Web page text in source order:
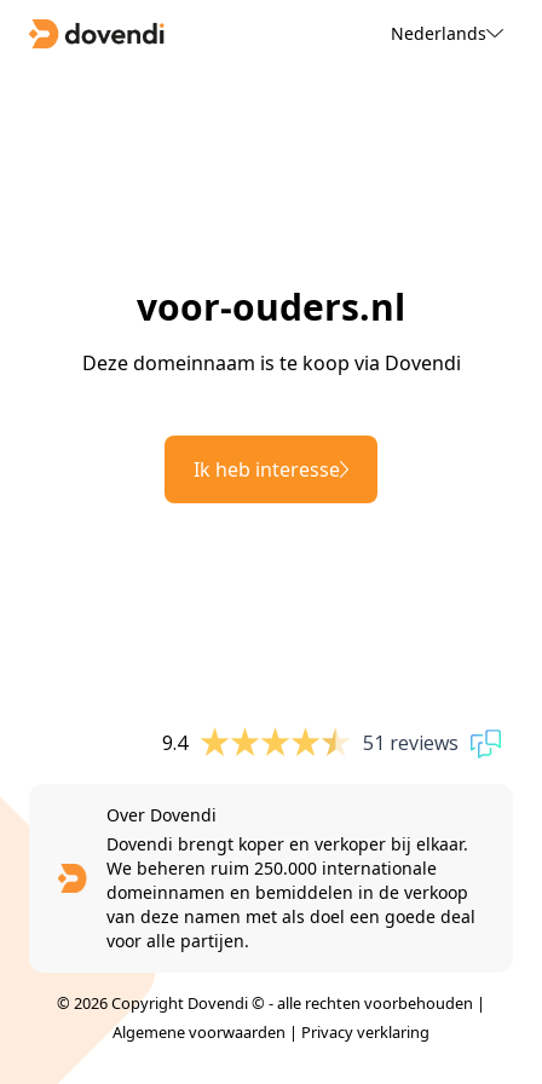
Nederlands
voor-ouders.nl
Deze domeinnaam is te koop via Dovendi
Ik heb interesse
9.4 51 reviews
Over Dovendi
Dovendi brengt koper en verkoper bij elkaar.
We beheren ruim 250.000 internationale
domeinnamen en bemiddelen in de verkoop
van deze namen met als doel een goede deal
voor alle partijen.
© 2026 Copyright Dovendi © - alle rechten voorbehouden |
Algemene voorwaarden | Privacy verklaring